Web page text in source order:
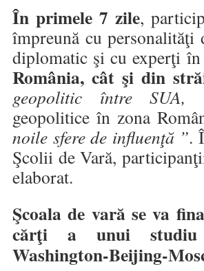
În primele 7 zile,
împreună cu
diplomatic şi cu experţi
România, cât şi din
geopolitic între
geopolitice în zona
noile sfere de influenţă ”.
Şcolii de Vară,
elaborat.
Şcoala de vară se va
cărţi a unui studiu
Washington-Beijing-